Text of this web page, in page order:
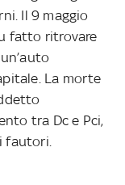
Il 9 maggio
fatto ritrovare
La morte
tra Dc e Pci,
fautori.